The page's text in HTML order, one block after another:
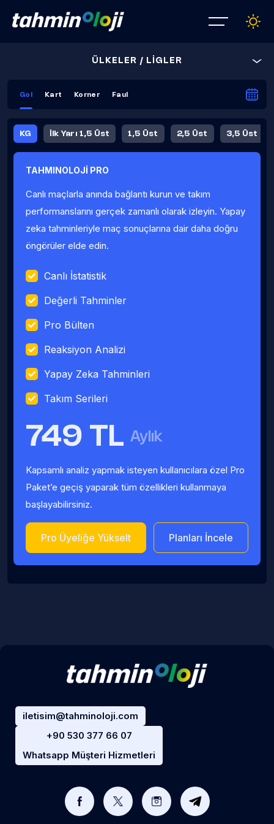
ÜLKELER / LİGLER
Gol Kart Korner Faul
KG İlk Yarı 1,5 Üst 1,5 Üst 2,5 Üst 3,5 Üst
Fauller Ortalama
TAHMINOLOJİ PRO
Canlı maçlarla anında bağlantı kurun ve takım
performanslarını gerçek zamanlı olarak izleyin. Yapay
zeka tahminleriyle maç sonuçlarına dair daha doğru
öngörüler elde edin.
Canlı İstatistik
Değerli Tahminler
Pro Bülten
Reaksiyon Analizi
Yapay Zeka Tahminleri
Takım Serileri
749 TL Aylık
Kapsamlı analiz yapmak isteyen kullanıcılara özel Pro
Paket’e geçiş yaparak tüm özellikleri kullanmaya
başlayabilirsiniz.
Pro Üyeliğe Yükselt Planları İncele
iletisim@tahminoloji.com
+90 530 377 66 07
Whatsapp Müşteri Hizmetleri